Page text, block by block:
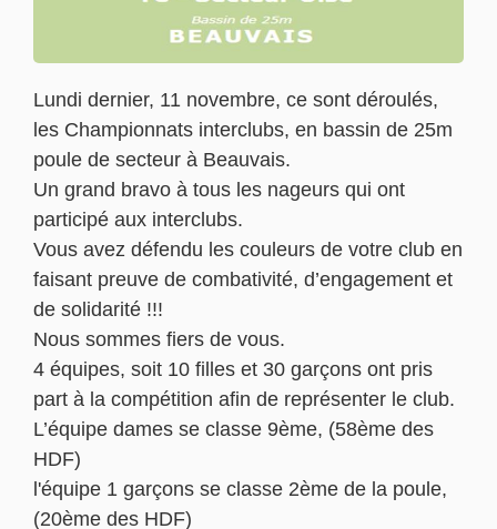
Lundi dernier, 11 novembre, ce sont déroulés,
les Championnats interclubs, en bassin de 25m
poule de secteur à Beauvais.
Un grand bravo à tous les nageurs qui ont
participé aux interclubs.
Vous avez défendu les couleurs de votre club en
faisant preuve de combativité, d’engagement et
de solidarité !!!
Nous sommes fiers de vous.
4 équipes, soit 10 filles et 30 garçons ont pris
part à la compétition afin de représenter le club.
L’équipe dames se classe 9ème, (58ème des
HDF)
l'équipe 1 garçons se classe 2ème de la poule,
(20ème des HDF)